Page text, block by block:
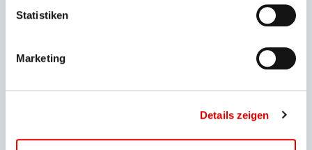
Statistiken
Marketing
Details zeigen
sr.lightbox.Bild vergrößern